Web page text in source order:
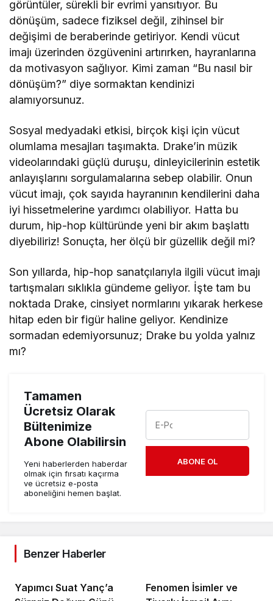
görüntüler, sürekli bir evrimi yansıtıyor. Bu
dönüşüm, sadece fiziksel değil, zihinsel bir
değişimi de beraberinde getiriyor. Kendi vücut
imajı üzerinden özgüvenini artırırken, hayranlarına
da motivasyon sağlıyor. Kimi zaman “Bu nasıl bir
dönüşüm?” diye sormaktan kendinizi
alamıyorsunuz.
Sosyal medyadaki etkisi, birçok kişi için vücut
olumlama mesajları taşımakta. Drake’in müzik
videolarındaki güçlü duruşu, dinleyicilerinin estetik
anlayışlarını sorgulamalarına sebep olabilir. Onun
vücut imajı, çok sayıda hayranının kendilerini daha
iyi hissetmelerine yardımcı olabiliyor. Hatta bu
durum, hip-hop kültüründe yeni bir akım başlattı
diyebiliriz! Sonuçta, her ölçü bir güzellik değil mi?
Son yıllarda, hip-hop sanatçılarıyla ilgili vücut imajı
tartışmaları sıklıkla gündeme geliyor. İşte tam bu
noktada Drake, cinsiyet normlarını yıkarak herkese
hitap eden bir figür haline geliyor. Kendinize
sormadan edemiyorsunuz; Drake bu yolda yalnız
mı?
Tamamen
Ücretsiz Olarak
Bültenimize
Abone Olabilirsin
Yeni haberlerden haberdar
olmak için fırsatı kaçırma
ve ücretsiz e-posta
aboneliğini hemen başlat.
ABONE OL
Benzer Haberler
Yapımcı Suat Yanç’a
Fenomen İsimler ve